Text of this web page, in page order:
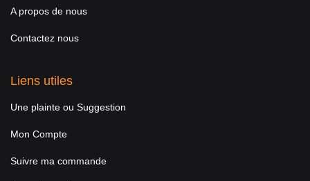
A propos de nous
Contactez nous
Liens utiles
Une plainte ou Suggestion
Mon Compte
Suivre ma commande